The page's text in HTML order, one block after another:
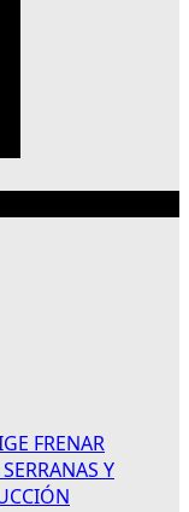
FRENAR
Y